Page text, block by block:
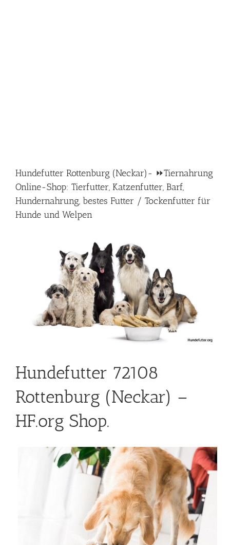
Hundefutter Rottenburg (Neckar)- ⏩Tiernahrung
Online-Shop: Tierfutter, Katzenfutter, Barf,
Hundernahrung, bestes Futter / Tockenfutter für
Hunde und Welpen
Hundefutter 72108
Rottenburg (Neckar) –
HF.org Shop.